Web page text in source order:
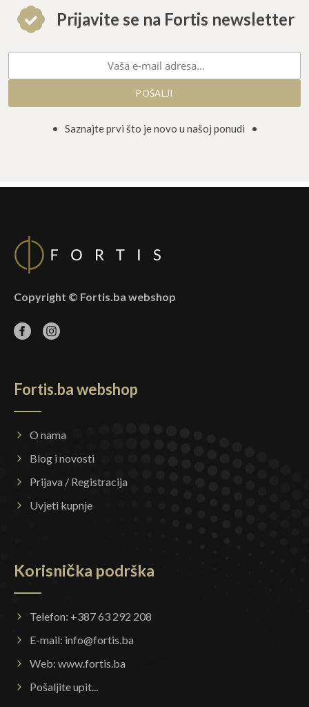
Prijavite se na Fortis newsletter
• Saznajte prvi što je novo u našoj ponudi •
Copyright © Fortis.ba webshop
Fortis.ba webshop
O nama
Blog i novosti
Prijava / Registracija
Uvjeti kupnje
Korisnička podrška
Telefon: +387 63 292 208
E-mail: info@fortis.ba
Web: www.fortis.ba
Pošaljite upit...